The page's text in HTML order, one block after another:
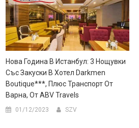
Нова Година В Истанбул: 3 Нощувки
Със Закуски В Хотел Darkmen
Boutique***, Плюс Транспорт От
Варна, От ABV Travels
01/12/2023 SZV